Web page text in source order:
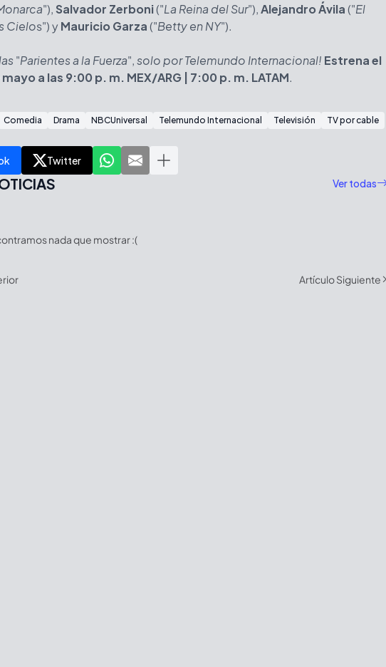
"), Salvador Zerboni("La Reina del Sur"),Alejandro Ávila("El
Cielos") yMauricio Garza("Betty en NY").
"Parientes a la Fuerza",solo por Telemundo Internacional! Estrena el
a las 9:00 p. m. MEX/ARG | 7:00 p. m. LATAM.
Comedia Drama NBCUniversal Telemundo Internacional Televisión TV por cable
Twitter
Ver todas
nada que mostrar :(
Artículo Siguiente